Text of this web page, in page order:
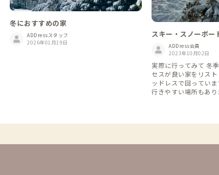
冬におすすめの家
ADDressスタッフ
2026年01月19日
スキー・スノーボー
ADDress会員
2023年10月02日
実際に行ってみて 冬
セスが良い家をリストします
ッドレスで回ってい
行きやすい場所もあ